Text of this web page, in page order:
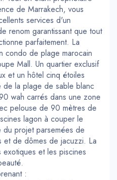
de Marrakech, vous
services d'un
renom garantissant que tout
parfaitement. La
condo de plage marocain
Mall. Un quartier exclusif
et un hôtel cinq étoiles
de la plage de sable blanc
wah carrés dans une zone
pelouse de 90 mètres de
lagon à couper le
projet parsemées de
de dômes de jacuzzi. La
exotiques et les piscines
: